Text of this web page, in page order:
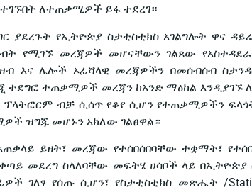
ለተጠቃሚዎች ይፋ ተደረገ።
ያደረጉት የኢትዮጵያ ስታቲስቲክስ አገልግሎት ዋና
የሚገኙ መረጃዎች መሆናቸውን ገልጸው
እና ሌሎች ኦፊሻላዊ መረጃዎችን በመሰብሰብ
ተደግፎ ተጠቃሚዎች መረጃን ከአንድ ማዕከል እንዲያገኙ
ብቻ ሲሰጥ የቆየ ሲሆን የተጠቃሚዎችን
ዝግጁ መሆኑን አክለው ገልፀዋል።
ይዘት፣ መረጃው የተሰበሰበባቸው ተቋማት፣
መደረግ ስላለባቸው መፍትሄ ሀሳቦች ላይ በኢትዮጵያ
ገለፃ የሰጡ ሲሆን፣ የስታቲስቲክስ መጽሔት /